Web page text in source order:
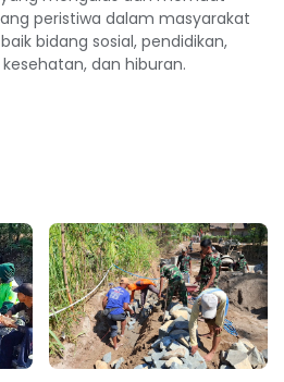
peristiwa dalam masyarakat
bidang sosial, pendidikan,
dan hiburan.